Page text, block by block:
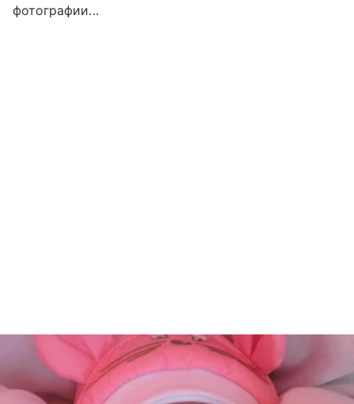
фотографии...